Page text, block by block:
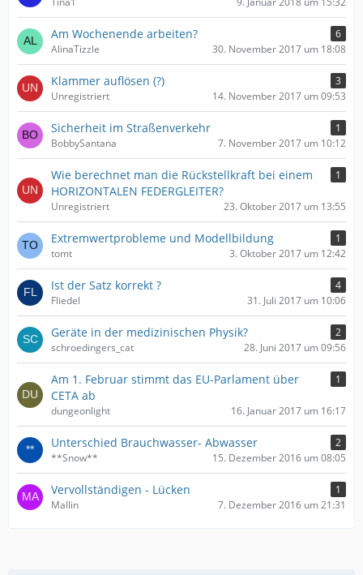
Am Wochenende arbeiten?
6
AlinaTizzle
30. November 2017 um 18:08
Klammer auflösen (?)
3
Unregistriert
14. November 2017 um 09:53
Sicherheit im Straßenverkehr
1
BobbySantana
7. November 2017 um 10:12
Wie berechnet man die Rückstellkraft bei einem
HORIZONTALEN FEDERGLEITER?
1
Unregistriert 23. Oktober 2017 um 13:55
Extremwertprobleme und Modellbildung
1
tomt
3. Oktober 2017 um 12:42
Ist der Satz korrekt ?
4
Fliedel
31. Juli 2017 um 10:06
Geräte in der medizinischen Physik?
2
schroedingers_cat
28. Juni 2017 um 09:56
Am 1. Februar stimmt das EU-Parlament über
CETA ab
1
dungeonlight 16. Januar 2017 um 16:17
Unterschied Brauchwasser- Abwasser
2
**Snow**
15. Dezember 2016 um 08:05
Vervollständigen - Lücken
1
Mallin
7. Dezember 2016 um 21:31